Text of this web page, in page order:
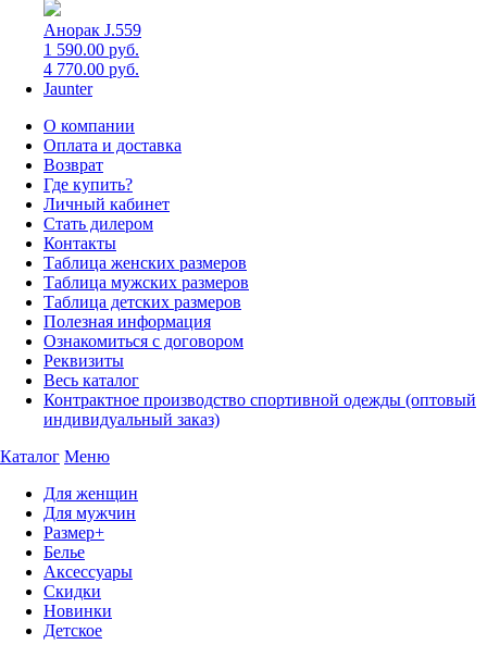
Анорак J.559
1 590.00 руб.
4 770.00 руб.
Jaunter
О компании
Оплата и доставка
Возврат
Где купить?
Личный кабинет
Стать дилером
Контакты
Таблица женских размеров
Таблица мужских размеров
Таблица детских размеров
Полезная информация
Ознакомиться с договором
Реквизиты
Весь каталог
Контрактное производство спортивной одежды (оптовый
индивидуальный заказ)
Каталог Меню
Для женщин
Для мужчин
Размер+
Белье
Аксессуары
Скидки
Новинки
Детское